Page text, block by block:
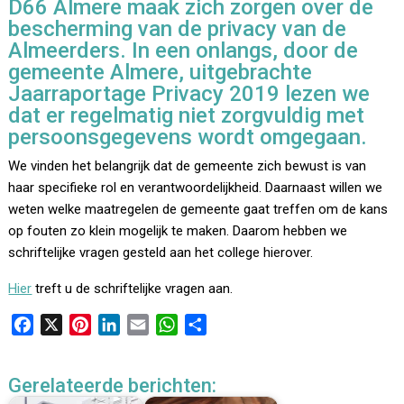
D66 Almere maak zich zorgen over de
bescherming van de privacy van de
Almeerders. In een onlangs, door de
gemeente Almere, uitgebrachte
Jaarraportage Privacy 2019 lezen we
dat er regelmatig niet zorgvuldig met
persoonsgegevens wordt omgegaan.
We vinden het belangrijk dat de gemeente zich bewust is van
haar specifieke rol en verantwoordelijkheid. Daarnaast willen we
weten welke maatregelen de gemeente gaat treffen om de kans
op fouten zo klein mogelijk te maken. Daarom hebben we
schriftelijke vragen gesteld aan het college hierover.
Hier treft u de schriftelijke vragen aan.
e
t
k
i
W
t
e
Gerelateerde berichten: